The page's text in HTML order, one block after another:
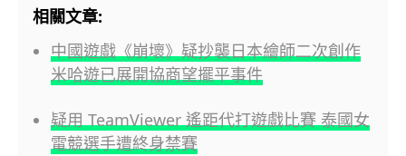
相關文章:
中國遊戲《崩壞》疑抄襲日本繪師二次創作
米哈遊已展開協商望擺平事件
疑用 TeamViewer 遙距代打遊戲比賽 泰國女
電競選手遭終身禁賽